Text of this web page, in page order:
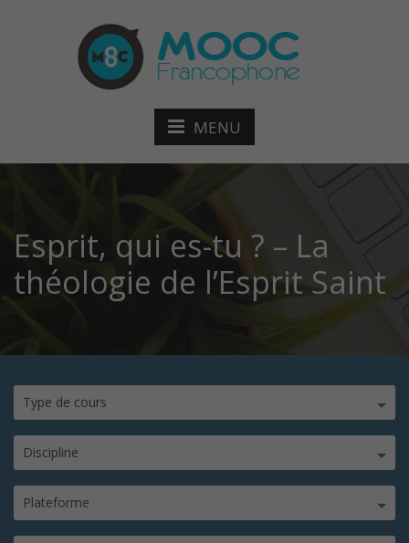
MENU
Esprit, qui es-tu ? – La
théologie de l’Esprit Saint
Type de cours
Discipline
Plateforme